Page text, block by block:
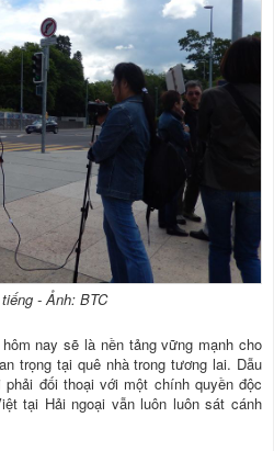
- Ảnh: BTC
nay sẽ là nền tảng vững mạnh cho
trọng tại quê nhà trong tương lai. Dẫu
đối thoại với một chính quyền độc
tại Hải ngoại vẫn luôn luôn sát cánh